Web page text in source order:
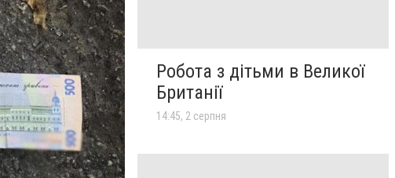
Робота з дітьми в Великої
Британії
14:45, 2 серпня